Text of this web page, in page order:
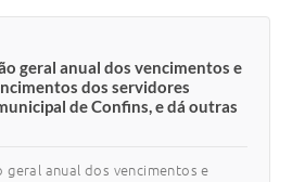
geral anual dos vencimentos e
dos servidores
de Confins, e dá outras
geral anual dos vencimentos e